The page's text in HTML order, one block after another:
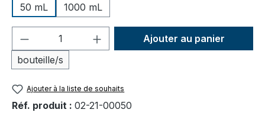
50 mL
1000 mL
Quantité de produit : Entrez la
bouteille/s
Ajouter au panier
Ajouter à la liste de souhaits
Réf. produit : 02-21-00050